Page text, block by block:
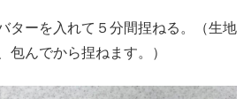
ターを入れて５分間捏ねる。（生地
包んでから捏ねます。）